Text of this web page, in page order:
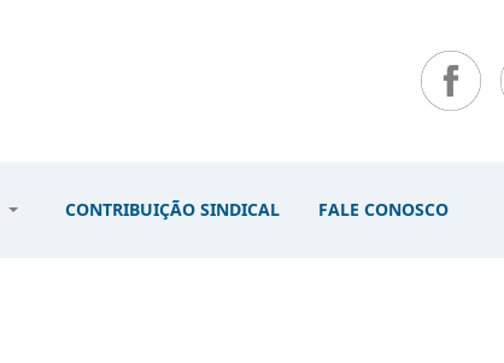
CONTRIBUIÇÃO SINDICAL FALE CONOSCO